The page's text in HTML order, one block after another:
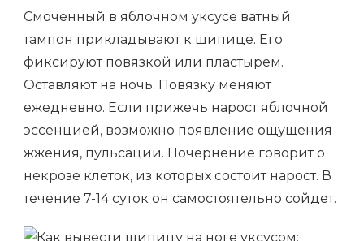
Смоченный в яблочном уксусе ватный
тампон прикладывают к шипице. Его
фиксируют повязкой или пластырем.
Оставляют на ночь. Повязку меняют
ежедневно. Если прижечь нарост яблочной
эссенцией, возможно появление ощущения
жжения, пульсации. Почернение говорит о
некрозе клеток, из которых состоит нарост. В
течение 7-14 суток он самостоятельно сойдет.